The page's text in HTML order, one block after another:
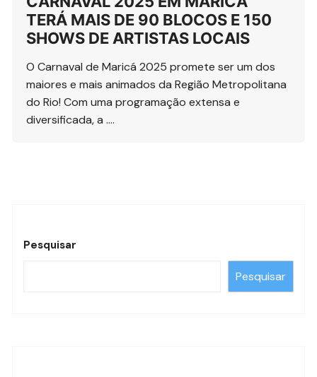
TERÁ MAIS DE 90 BLOCOS E 150
SHOWS DE ARTISTAS LOCAIS
O Carnaval de Maricá 2025 promete ser um dos
maiores e mais animados da Região Metropolitana
do Rio! Com uma programação extensa e
diversificada, a ….
Pesquisar
Pesquisar